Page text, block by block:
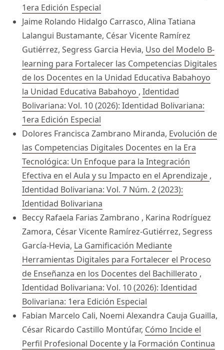
1era Edición Especial
Jaime Rolando Hidalgo Carrasco, Alina Tatiana
Lalangui Bustamante, César Vicente Ramírez
Gutiérrez, Segress Garcia Hevia, Uso del Modelo B-
learning para Fortalecer las Competencias Digitales
de los Docentes en la Unidad Educativa Babahoyo
la Unidad Educativa Babahoyo , Identidad
Bolivariana: Vol. 10 (2026): Identidad Bolivariana:
1era Edición Especial
Dolores Francisca Zambrano Miranda, Evolución de
las Competencias Digitales Docentes en la Era
Tecnológica: Un Enfoque para la Integración
Efectiva en el Aula y su Impacto en el Aprendizaje ,
Identidad Bolivariana: Vol. 7 Núm. 2 (2023):
Identidad Bolivariana
Beccy Rafaela Farias Zambrano , Karina Rodríguez
Zamora, César Vicente Ramírez-Gutiérrez, Segress
García-Hevia, La Gamificación Mediante
Herramientas Digitales para Fortalecer el Proceso
de Enseñanza en los Docentes del Bachillerato ,
Identidad Bolivariana: Vol. 10 (2026): Identidad
Bolivariana: 1era Edición Especial
Fabian Marcelo Cali, Noemi Alexandra Cauja Guailla,
César Ricardo Castillo Montúfar, Cómo Incide el
Perfil Profesional Docente y la Formación Continua